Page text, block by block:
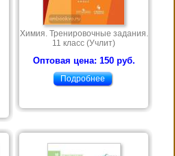
Химия. Тренировочные задания.
11 класс (Учлит)
Оптовая цена: 150 руб.
Подробнее